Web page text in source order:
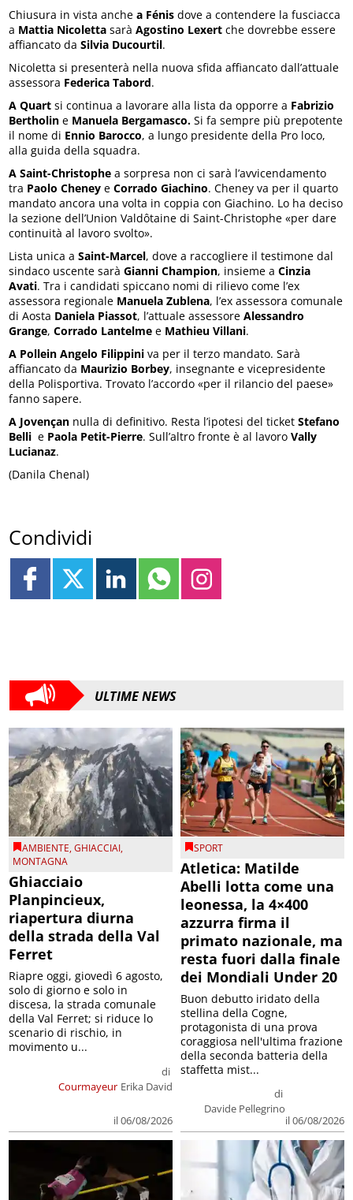
Chiusura in vista anchea Fénis dove a contendere la fusciacca
a Mattia Nicoletta saràAgostino Lexert che dovrebbe essere
affiancato daSilvia Ducourtil.
Nicoletta si presenterà nella nuova sfida affiancato dall’attuale
assessora Federica Tabord.
A Quart si continua a lavorare alla lista da opporre a Fabrizio
Bertholin e Manuela Bergamasco. Si fa sempre più prepotente
il nome di Ennio Barocco, a lungo presidente della Pro loco,
alla guida della squadra.
A Saint-Christophe a sorpresa non ci sarà l’avvicendamento
tra Paolo Cheney eCorrado Giachino. Cheney va per il quarto
mandato ancora una volta in coppia con Giachino. Lo ha deciso
la sezione dell’Union Valdôtaine di Saint-Christophe «per dare
continuità al lavoro svolto».
Lista unica aSaint-Marcel, dove a raccogliere il testimone dal
sindaco uscente saràGianni Champion, insieme a Cinzia
Avati. Tra i candidati spiccano nomi di rilievo come l’ex
assessora regionale Manuela Zublena, l’ex assessora comunale
di Aosta Daniela Piassot, l’attuale assessoreAlessandro
Grange,Corrado Lantelme e Mathieu Villani.
A Pollein Angelo Filippini va per il terzo mandato. Sarà
affiancato da Maurizio Borbey, insegnante e vicepresidente
della Polisportiva. Trovato l’accordo «per il rilancio del paese»
fanno sapere.
A Jovençan nulla di definitivo. Resta l’ipotesi del ticket Stefano
Belli e Paola Petit-Pierre. Sull’altro fronte è al lavoroVally
Lucianaz.
(Danila Chenal)
Condividi
ULTIME NEWS
AMBIENTE,GHIACCIAI,
MONTAGNA
Ghiacciaio
Planpincieux,
riapertura diurna
della strada della Val
Ferret
Courmayeur
di
Erika David
il 06/08/2026
Riapre oggi, giovedì 6 agosto,
solo di giorno e solo in
discesa, la strada comunale
della Val Ferret; si riduce lo
scenario di rischio, in
movimento u...
SPORT
Atletica: Matilde
Abelli lotta come una
leonessa, la 4×400
azzurra firma il
primato nazionale, ma
resta fuori dalla finale
dei Mondiali Under 20
di
Davide Pellegrino
il 06/08/2026
Buon debutto iridato della
stellina della Cogne,
protagonista di una prova
coraggiosa nell'ultima frazione
della seconda batteria della
staffetta mist...